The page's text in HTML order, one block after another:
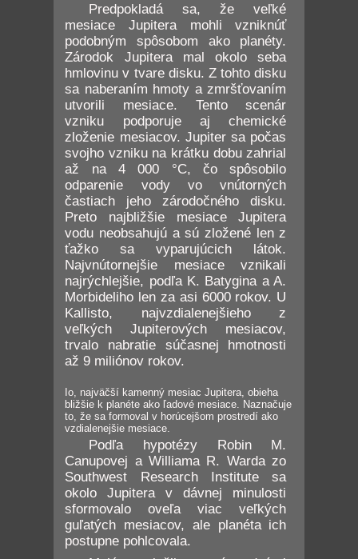
Predpokladá sa, že veľké
mesiace Jupitera mohli vzniknúť
podobným spôsobom ako planéty.
Zárodok Jupitera mal okolo seba
hmlovinu v tvare disku. Z tohto disku
sa naberaním hmoty a zmršťovaním
utvorili mesiace. Tento scenár
vzniku podporuje aj chemické
zloženie mesiacov. Jupiter sa počas
svojho vzniku na krátku dobu zahrial
až na 4 000 °C, čo spôsobilo
odparenie vody vo vnútorných
častiach jeho zárodočného disku.
Preto najbližšie mesiace Jupitera
vodu neobsahujú a sú zložené len z
ťažko sa vyparujúcich látok.
Najvnútornejšie mesiace vznikali
najrýchlejšie, podľa K. Batygina a A.
Morbideliho len za asi 6000 rokov. U
Kallisto, najvzdialenejšieho z
veľkých Jupiterových mesiacov,
trvalo nabratie súčasnej hmotnosti
až 9 miliónov rokov.
Io, najväčší kamenný mesiac Jupitera, obieha
bližšie k planéte ako ľadové mesiace. Naznačuje
to, že sa formoval v horúcejšom prostredí ako
vzdialenejšie mesiace.
Podľa hypotézy Robin M.
Canupovej a Williama R. Warda zo
Southwest Research Institute sa
okolo Jupitera v dávnej minulosti
sformovalo oveľa viac veľkých
guľatých mesiacov, ale planéta ich
postupne pohlcovala.